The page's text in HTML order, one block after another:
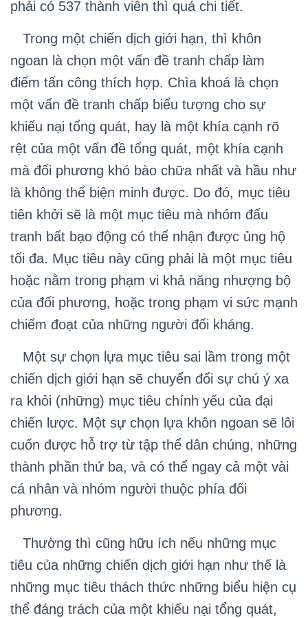
phải có 537 thành viên thì quá chi tiết.
Trong một chiến dịch giới hạn, thì khôn
ngoan là chọn một vấn đề tranh chấp làm
điểm tấn công thích hợp. Chìa khoá là chọn
một vấn đề tranh chấp biểu tượng cho sự
khiếu nại tổng quát, hay là một khía cạnh rõ
rệt của một vấn đề tổng quát, một khía cạnh
mà đối phương khó bào chữa nhất và hầu như
là không thể biện minh được. Do đó, mục tiêu
tiên khởi sẽ là một mục tiêu mà nhóm đấu
tranh bất bạo động có thể nhận được ủng hộ
tối đa. Mục tiêu này cũng phải là một mục tiêu
hoặc nằm trong phạm vi khả năng nhượng bộ
của đối phương, hoặc trong phạm vi sức mạnh
chiếm đoạt của những người đối kháng.
Một sự chọn lựa mục tiêu sai lầm trong một
chiến dịch giới hạn sẽ chuyển đổi sự chú ý xa
ra khỏi (những) mục tiêu chính yếu của đại
chiến lược. Một sự chọn lựa khôn ngoan sẽ lôi
cuốn được hỗ trợ từ tập thể dân chúng, những
thành phần thứ ba, và có thể ngay cả một vài
cá nhân và nhóm người thuộc phía đối
phương.
Thường thì cũng hữu ích nếu những mục
tiêu của những chiến dịch giới hạn như thế là
những mục tiêu thách thức những biểu hiện cụ
thể đáng trách của một khiếu nại tổng quát,